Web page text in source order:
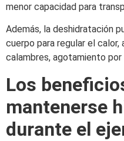
menor capacidad para
Además, la deshidratación
cuerpo para regular el
calambres, agotamiento
Los
mantenerse
durante el